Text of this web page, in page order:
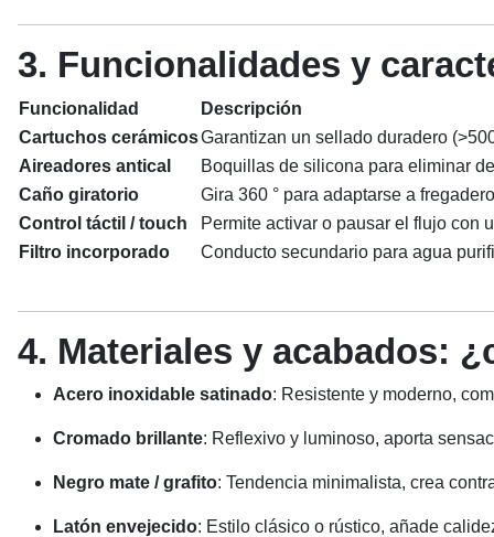
3. Funcionalidades y
Funcionalidad
Descripción
Cartuchos cerámicosGarantizan un sellado duradero
Aireadores antical
Boquillas de silicona para eliminar
Caño giratorio
Gira 360 ° para adaptarse a
Control táctil / touch
Permite activar o pausar el flujo con
Filtro incorporado
Conducto secundario para agua
4. Materiales y acabados:
Acero inoxidable satinado: Resistente y moderno,
Cromado brillante: Reflexivo y luminoso, aporta
Negro mate / grafito: Tendencia minimalista, crea
Latón envejecido: Estilo clásico o rústico, añade